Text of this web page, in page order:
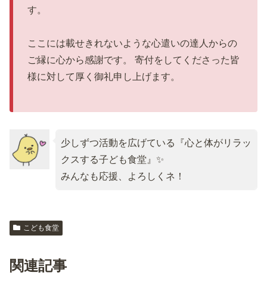
す。
ここには載せきれないような心遣いの達人からの
ご縁に心から感謝です。 寄付をしてくださった皆
様に対して厚く御礼申し上げます。
少しずつ活動を広げている『心と体がリラッ
クスする子ども食堂』✨
みんなも応援、よろしくネ！
こども食堂
関連記事